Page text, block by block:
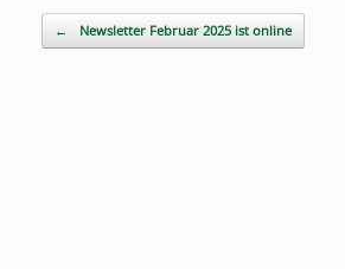
Beitragsnavigation
← Newsletter Februar 2025 ist online